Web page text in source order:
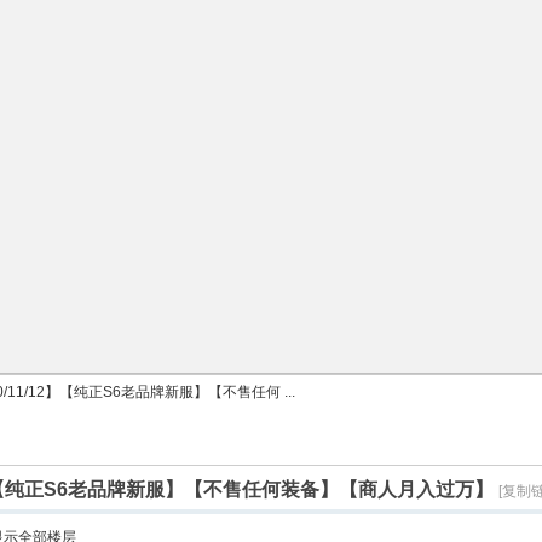
11/12】【纯正S6老品牌新服】【不售任何 ...
正S6老品牌新服】【不售任何装备】【商人月入过万】 [复制
示全部楼层